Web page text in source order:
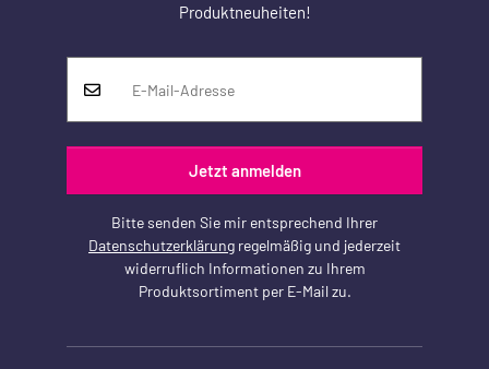
Produktneuheiten!
Jetzt anmelden
Bitte senden Sie mir entsprechend Ihrer
Datenschutzerklärung regelmäßig und jederzeit
widerruflich Informationen zu Ihrem
Produktsortiment per E-Mail zu.